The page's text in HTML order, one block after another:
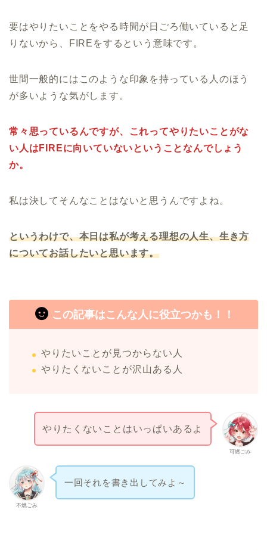
要はやりたいことをやる時間が日ごろ働いていると足
りないから、FIREをするという意味です。
世間一般的にはこのような印象を持っている人のほう
が多いような気がします。
常々思っているんですが、これってやりたいことがな
い人はFIREに向いていないということなんでしょう
か。
私は決してそんなことはないと思うんですよね。
というわけで、本日は私が考える理想の人生、生き方
についてお話したいと思います。
この記事はこんな人に役立つかも！！
やりたいことが見つからない人
やりたくないことが沢山ある人
可燃ごみ
やりたくないことはいっぱいあるよ
不燃ごみ
一回それを書き出してみよ～